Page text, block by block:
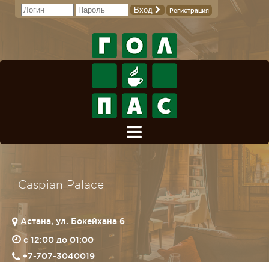
Вход Регистрация
Caspian Palace
Астана, ул. Бокейхана 6
c 12:00 до 01:00
+7-707-3040019